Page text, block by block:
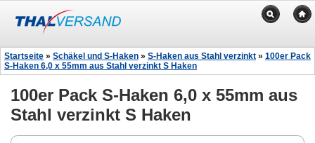
Startseite » Schäkel und S-Haken » S-Haken aus Stahl verzinkt » 100er Pack
S-Haken 6,0 x 55mm aus Stahl verzinkt S Haken
100er Pack S-Haken 6,0 x 55mm aus
Stahl verzinkt S Haken